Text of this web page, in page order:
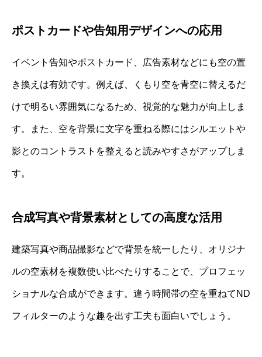
ポストカードや告知用デザインへの応用
イベント告知やポストカード、広告素材などにも空の置
き換えは有効です。例えば、くもり空を青空に替えるだ
けで明るい雰囲気になるため、視覚的な魅力が向上しま
す。また、空を背景に文字を重ねる際にはシルエットや
影とのコントラストを整えると読みやすさがアップしま
す。
合成写真や背景素材としての高度な活用
建築写真や商品撮影などで背景を統一したり、オリジナ
ルの空素材を複数使い比べたりすることで、プロフェッ
ショナルな合成ができます。違う時間帯の空を重ねてND
フィルターのような趣を出す工夫も面白いでしょう。